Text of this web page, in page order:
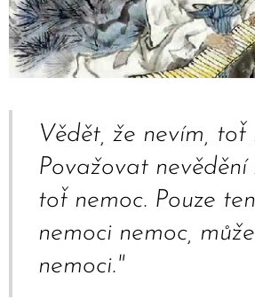
Vědět, že nevím, toť
Považovat nevědění
toť nemoc. Pouze
nemoci nemoc,
nemoci."